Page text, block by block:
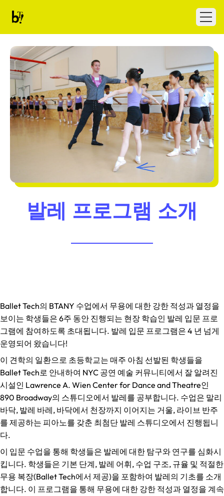
Ballet Tech
발레 프로그램 소개
Ballet Tech의 BTANY 수업에서 무용에 대한 강한 적성과 열정을
보이는 학생들은 6주 동안 진행되는 현장 학습인 발레 입문 프로
그램에 참여하도록 초대됩니다. 발레 입문 프로그램은 4 년 넘게
운영되어 왔습니다!
이 견학의 일환으로 초등학교는 매주 아침 선발된 학생들을
Ballet Tech로 안내하여 NYC 공연 예술 커뮤니티에서 잘 알려진
시설인 Lawrence A. Wien Center for Dance and Theatre인
890 Broadway의 스튜디오에서 발레를 공부합니다. 수업은 말리
바닥, 발레 바레, 바닥에서 천장까지 이어지는 거울, 라이브 반주
를 제공하는 피아노를 갖춘 최첨단 발레 스튜디오에서 진행됩니
다.
이 입문 수업을 통해 학생들은 발레에 대한 탐구와 연구를 심화시
킵니다. 학생들은 기본 단계, 발레 어휘, 수업 구조, 규율 및 적절한
무용 복장(Ballet Tech에서 제공)을 포함하여 발레의 기초를 소개
합니다. 이 프로그램을 통해 무용에 대한 강한 적성과 열정을 계속